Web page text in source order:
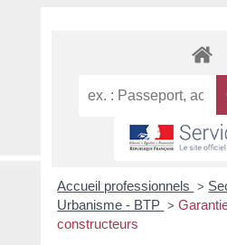
Accueil professionnels >
Urbanisme - BTP >
constructeurs